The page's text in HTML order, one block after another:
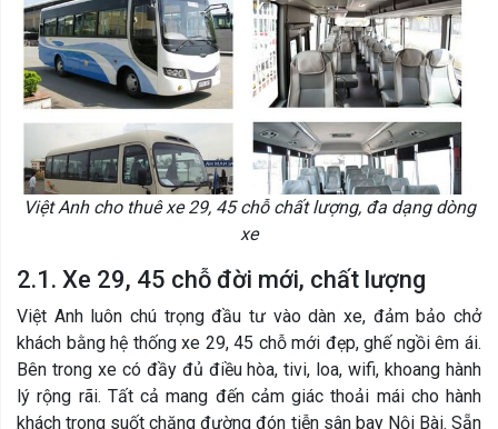
Việt Anh cho thuê xe 29, 45 chỗ chất lượng, đa dạng dòng
xe
2.1. Xe 29, 45 chỗ đời mới, chất lượng
Việt Anh luôn chú trọng đầu tư vào dàn xe, đảm bảo chở
khách bằng hệ thống xe 29, 45 chỗ mới đẹp, ghế ngồi êm ái.
Bên trong xe có đầy đủ điều hòa, tivi, loa, wifi, khoang hành
lý rộng rãi. Tất cả mang đến cảm giác thoải mái cho hành
khách trong suốt chặng đường đón tiễn sân bay Nội Bài. Sẵn